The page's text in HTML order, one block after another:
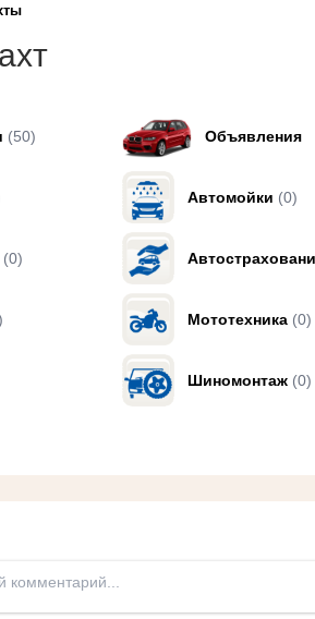
(50) Объявления
Автомойки (0)
(0)
Мототехника (0)
Шиномонтаж (0)